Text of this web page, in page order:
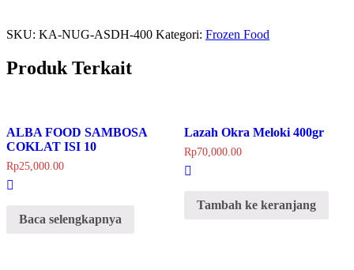
SKU: KA-NUG-ASDH-400 Kategori: Frozen Food
Produk Terkait
ALBA FOOD SAMBOSA
COKLAT ISI 10
Rp25,000.00
Baca selengkapnya
Lazah Okra Meloki 400gr
Rp70,000.00
Tambah ke keranjang